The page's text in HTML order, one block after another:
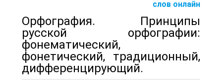
слов онлайн
Орфография. Принципы
русской орфографии:
фонематический,
фонетический, традиционный,
дифференцирующий.